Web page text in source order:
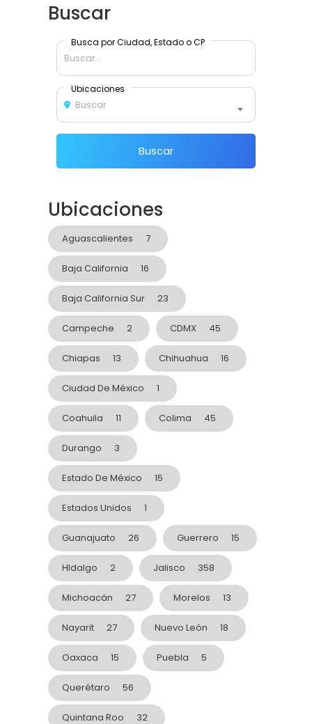
Buscar
Busca por Ciudad, Estado o CP
Ubicaciones
Buscar
Buscar
Ubicaciones
Aguascalientes 7
Baja California 16
Baja California Sur 23
Campeche 2 CDMX 45
Chiapas 13 Chihuahua 16
Ciudad De México 1
Coahuila 11 Colima 45
Durango 3
Estado De México 15
Estados Unidos 1
Guanajuato 26 Guerrero 15
HIdalgo 2 Jalisco 358
Michoacán 27 Morelos 13
Nayarit 27 Nuevo León 18
Oaxaca 15 Puebla 5
Querétaro 56
Quintana Roo 32